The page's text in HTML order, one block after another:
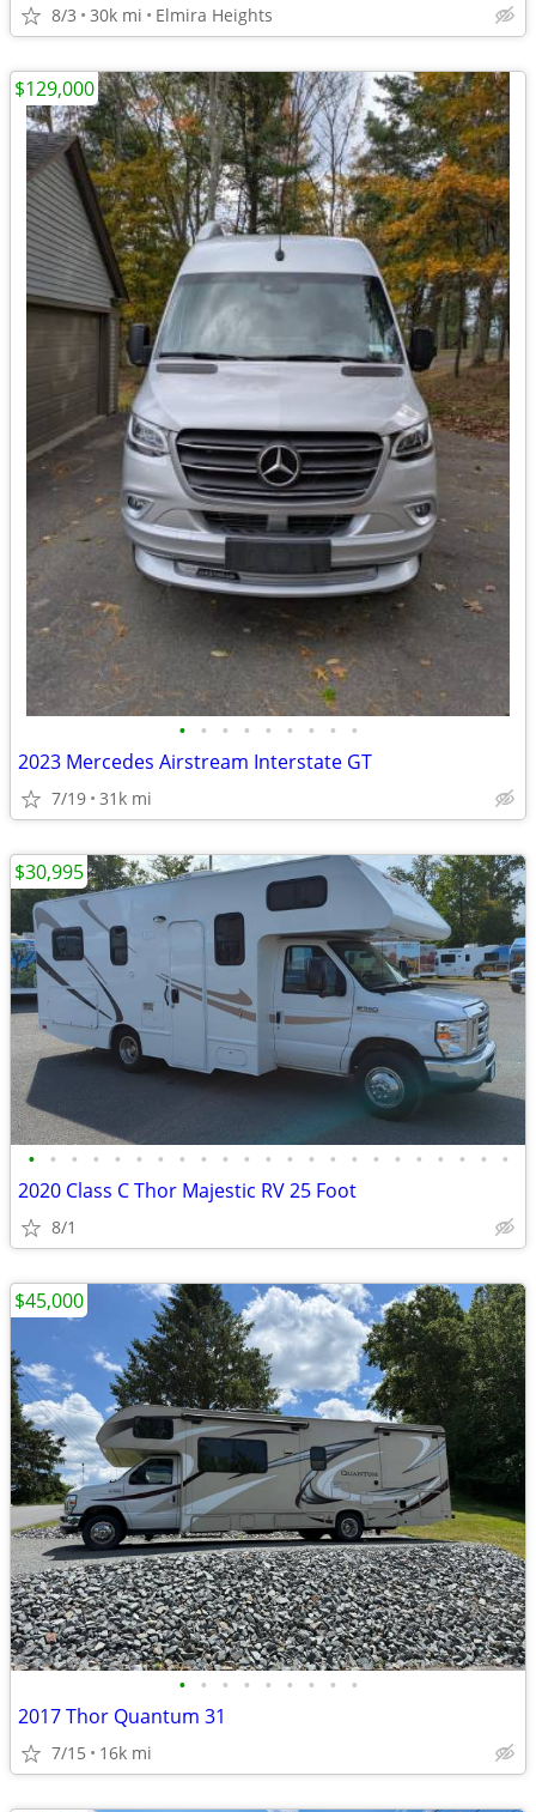
8/3 30k mi Elmira Heights
• • • • • • • • •
2023 Mercedes Airstream Interstate GT
7/19 31k mi
$129,000
• • • • • • • • • • • • • • • • • • • • • • •
2020 Class C Thor Majestic RV 25 Foot
8/1
$30,995
• • • • • • • • •
2017 Thor Quantum 31
7/15 16k mi
$45,000